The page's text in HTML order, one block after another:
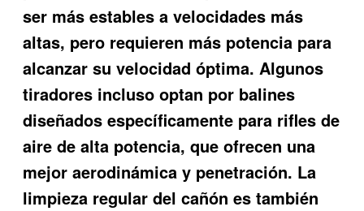
ser más estables a velocidades más
altas, pero requieren más potencia para
alcanzar su velocidad óptima. Algunos
tiradores incluso optan por balines
diseñados específicamente para rifles de
aire de alta potencia, que ofrecen una
mejor aerodinámica y penetración. La
limpieza regular del cañón es también